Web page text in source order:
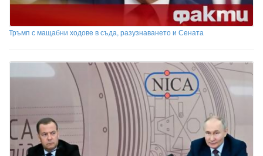
Тръмп с мащабни ходове в съда, разузнаването и Сената